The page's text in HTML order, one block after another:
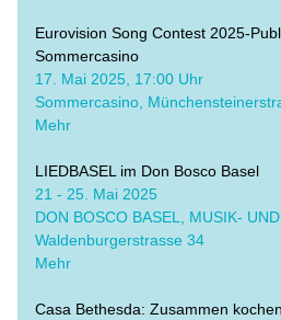
Eurovision Song Contest 2025-
Sommercasino
​17. Mai 2025, 17:00 Uhr
Sommercasino,
Mehr
LIEDBASEL im Don Bosco Basel
21 - 25. Mai 2025
DON BOSCO BASEL, MUSIK-
Waldenburgerstrasse 34
Mehr
Casa Bethesda: Zusammen